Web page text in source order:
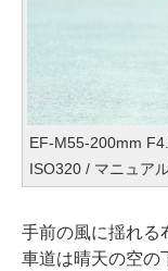
EF-M55-200mm
ISO320 / マニュア
手前の風に揺れる
車道は晴天の空の